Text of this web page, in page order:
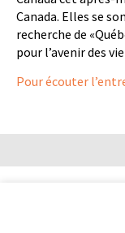
Canada. Elles se
recherche de
pour l’avenir des
Pour écouter